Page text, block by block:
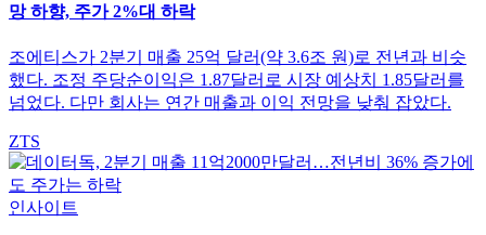
망 하향, 주가 2%대 하락
조에티스가 2분기 매출 25억 달러(약 3.6조 원)로 전년과 비슷
했다. 조정 주당순이익은 1.87달러로 시장 예상치 1.85달러를
넘었다. 다만 회사는 연간 매출과 이익 전망을 낮춰 잡았다.
ZTS
인사이트